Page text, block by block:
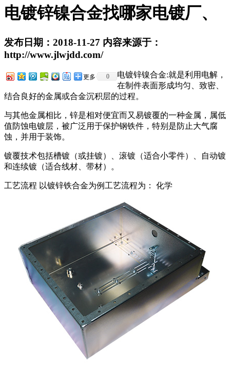
电镀锌镍合金找哪家电镀厂、
发布日期：2018-11-27 内容来源于：
http://www.jlwjdd.com/
更多 0
电镀锌镍合金:就是利用电解，
在制件表面形成均匀、致密、
结合良好的金属或合金沉积层的过程。
与其他金属相比，锌是相对便宜而又易镀覆的一种金属，属低
值防蚀电镀层，被广泛用于保护钢铁件，特别是防止大气腐
蚀，并用于装饰。
镀覆技术包括槽镀（或挂镀）、滚镀（适合小零件）、自动镀
和连续镀（适合线材、带材）。
工艺流程 以镀锌铁合金为例工艺流程为： 化学